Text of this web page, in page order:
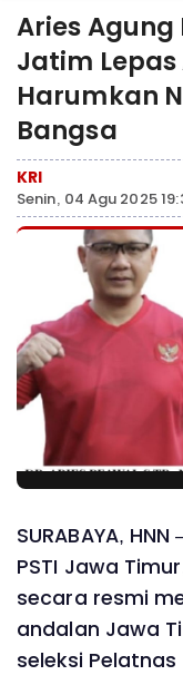
Aries Agung
Jatim
Harumkan
Bangsa
KRI
Senin, 04 Agu 2025
SURABAYA,
PSTI Jawa
secara resmi
andalan Jawa
seleksi